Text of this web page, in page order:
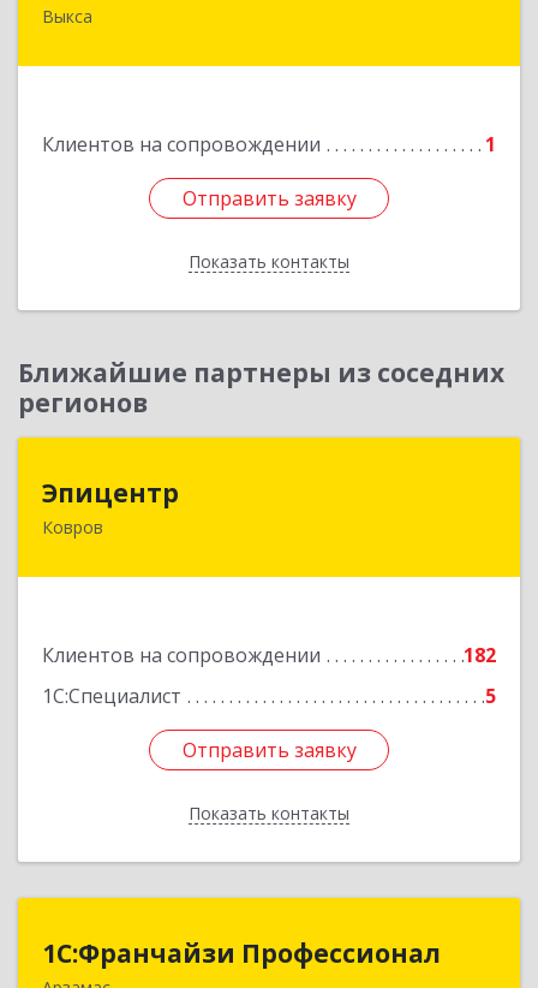
Выкса
Клиентов на сопровождении 1
Отправить заявку
Показать контакты
Отправить заявку
Назад
Ближайшие партнеры из соседних
регионов
Эпицентр
Ковров
Клиентов на сопровождении
182
1С:Специалист
5
Отправить заявку
Показать контакты
601900, Владимирская обл, Ковров г, Барсукова
Отправить заявку
Назад
1С:Франчайзи Профессионал
1С:Франчайзи Профессионал